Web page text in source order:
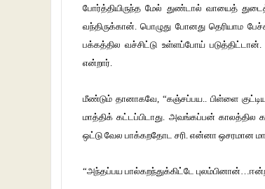
போர்த்தியிருந்த மேல் துண்டால் வாயைத்
வந்திருக்கான். பொழுது போனது தெரியாம
பக்கத்தில வச்சிட்டு உள்ளப்போய் படுத்திட்டான்.
என்றார்.
மீண்டும் தானாகவே, “கஞ்சப்பய.. பிள்ளை
மாத்திக் கட்டப்பிடாது. அவங்கப்பன் காலத்தில
ஒட்டு வேல பாக்கறதோட சரி. என்னா ஒசரமான
“அந்தப்பய பால்கறந்துக்கிட்டே